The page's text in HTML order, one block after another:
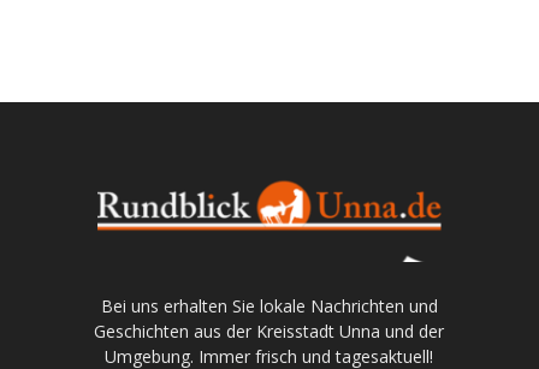
Bei uns erhalten Sie lokale Nachrichten und
Geschichten aus der Kreisstadt Unna und der
Umgebung. Immer frisch und tagesaktuell!